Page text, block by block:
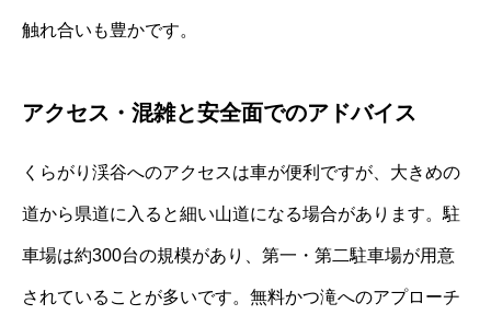
触れ合いも豊かです。
アクセス・混雑と安全面でのアドバイス
くらがり渓谷へのアクセスは車が便利ですが、大きめの
道から県道に入ると細い山道になる場合があります。駐
車場は約300台の規模があり、第一・第二駐車場が用意
されていることが多いです。無料かつ滝へのアプローチ